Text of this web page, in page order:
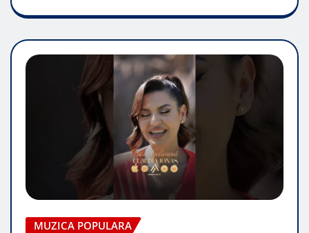
MUZICA POPULARA